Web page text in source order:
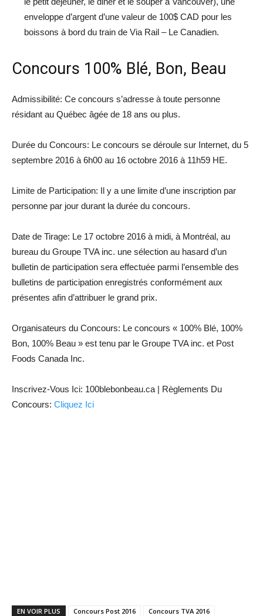
enveloppe d’argent d’une valeur de 100$ CAD pour les
boissons à bord du train de Via Rail – Le Canadien.
Concours 100% Blé, Bon, Beau
Admissibilité: Ce concours s’adresse à toute personne
résidant au Québec âgée de 18 ans ou plus.
Durée du Concours: Le concours se déroule sur Internet, du 5
septembre 2016 à 6h00 au 16 octobre 2016 à 11h59 HE.
Limite de Participation: Il y a une limite d’une inscription par
personne par jour durant la durée du concours.
Date de Tirage: Le 17 octobre 2016 à midi, à Montréal, au
bureau du Groupe TVA inc. une sélection au hasard d’un
bulletin de participation sera effectuée parmi l’ensemble des
bulletins de participation enregistrés conformément aux
présentes afin d’attribuer le grand prix.
Organisateurs du Concours: Le concours « 100% Blé, 100%
Bon, 100% Beau » est tenu par le Groupe TVA inc. et Post
Foods Canada Inc.
Inscrivez-Vous Ici: 100blebonbeau.ca | Règlements Du
Concours: Cliquez Ici
EN VOIR PLUS Concours Post 2016 Concours TVA 2016